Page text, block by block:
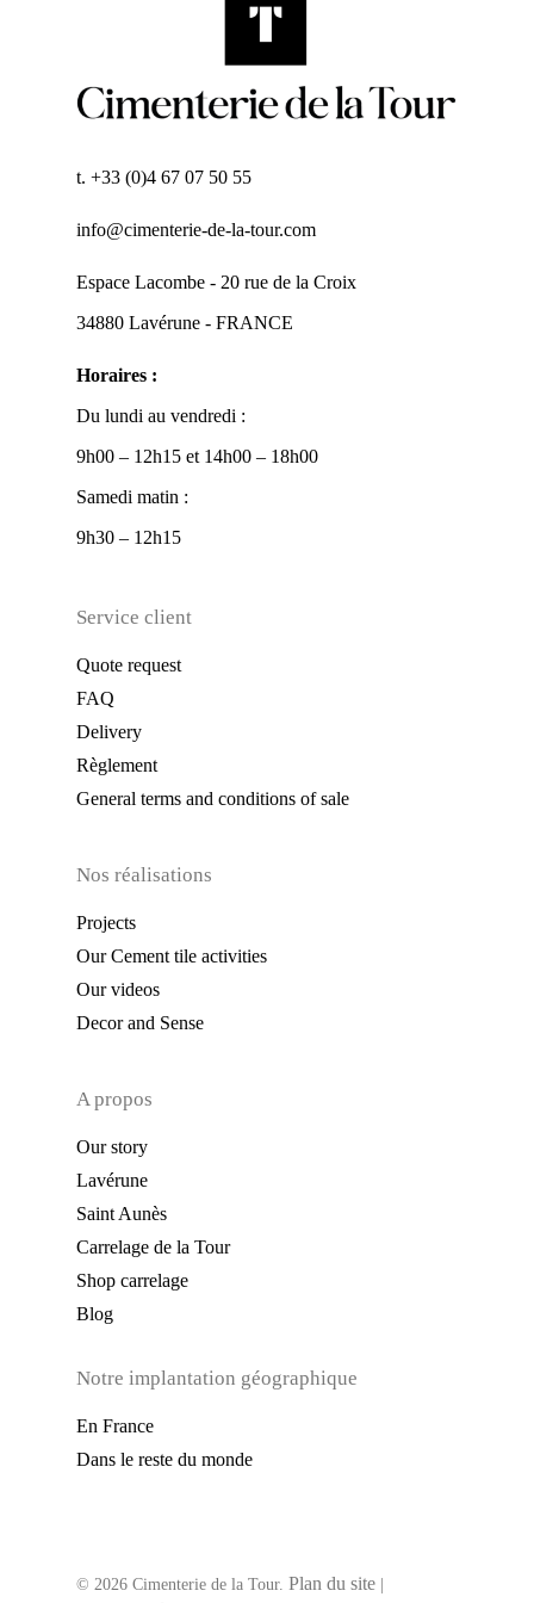
t. +33 (0)4 67 07 50 55
info@cimenterie-de-la-tour.com
Espace Lacombe - 20 rue de la Croix
34880 Lavérune - FRANCE
Horaires :
Du lundi au vendredi :
9h00 – 12h15 et 14h00 – 18h00
Samedi matin :
9h30 – 12h15
Service client
Quote request
FAQ
Delivery
Règlement
General terms and conditions of sale
Nos réalisations
Projects
Our Cement tile activities
Our videos
Decor and Sense
A propos
Our story
Lavérune
Saint Aunès
Carrelage de la Tour
Shop carrelage
Blog
Notre implantation géographique
En France
Dans le reste du monde
© 2026 Cimenterie de la Tour. Plan du site